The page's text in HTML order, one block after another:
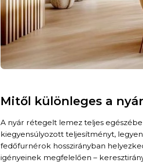
Mitől különleges a
A nyár rétegelt lemez teljes
kiegyensúlyozott teljesítményt,
fedőfurnérok hosszirányban
igényeinek megfelelően –